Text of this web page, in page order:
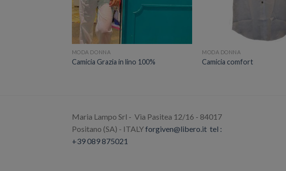
MODA DONNA
Camicia Grazia in lino 100%
MODA DONNA
Camicia comfort
Maria Lampo Srl - Via Pasitea 12/16 - 84017
Positano (SA) - ITALYforgiven@libero.it tel :
+39 089 875021